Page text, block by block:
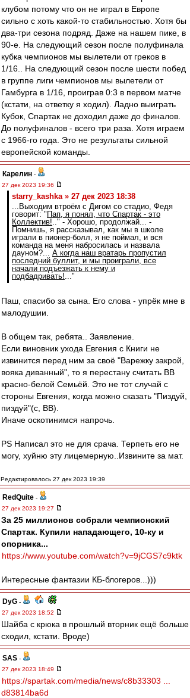
клубом потому что он не играл в Европе
сильно с хоть какой-то стабильностью. Хотя бы
два-три сезона подряд. Даже на нашем пике, в
90-е. На следующий сезон после полуфинала
кубка чемпионов мы вылетели от греков в
1/16.. На следующий сезон после шести побед
в группе лиги чемпионов мы вылетели от
Гамбурга в 1/16, проиграв 0:3 в первом матче
(кстати, на ответку я ходил). Ладно выиграть
Кубок, Спартак не доходил даже до финалов.
До полуфиналов - всего три раза. Хотя играем
с 1966-го года. Это не результаты сильной
европейской команды.
Карелин -
27 дек 2023 19:36
starry_kashka » 27 дек 2023 18:38
...Выходим втроём с Дигом со стадио, Федя
говорит: " Пап, я понял, что Спартак - это
Коллектив!.." - Хорошо, продолжай... -
Помнишь, я рассказывал, как мы в школе
играли в пионер-болл, я не поймал, и вся
команда на меня набросилась и назвала
дауном?... А когда наш вратарь пропустил
последний буллит, и мы проиграли, все
начали подъезжать к нему и
подбадривать!..."
Паш, спасибо за сына. Его слова - упрёк мне в
малодушии.
В общем так, ребята.. Заявление.
Если виновник ухода Евгения с Книги не
извинится перед ним за своё "Варежку закрой,
вояка диванный", то я перестану считать ВВ
красно-белой Семьёй. Это не тот случай с
стороны Евгения, когда можно сказать "Пиздуй,
пиздуй"(с, ВВ).
Иначе оскотинимся напрочь.
PS Написал это не для срача. Терпеть его не
могу, хуйню эту лицемерную..Извините за мат.
Редактировалось 27 дек 2023 19:39
RedQuite -
27 дек 2023 19:27
За 25 миллионов собрали чемпионский
Спартак. Купили нападающего, 10-ку и
опорника...
https://www.youtube.com/watch?v=9jCGS7c9ktk
Интересные фантазии КБ-блогеров...)))
DyG -
27 дек 2023 18:52
Шайба с крюка в прошлый вторник ещё больше
сходил, кстати. Вроде)
SAS -
27 дек 2023 18:49
https://spartak.com/media/news/c8b33303 ...
d83814ba6d